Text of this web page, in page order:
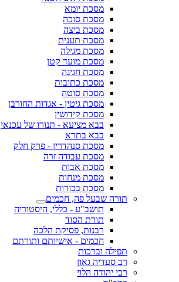
מסכת יומא
מסכת סוכה
מסכת ביצה
מסכת תענית
מסכת מגילה
מסכת מועד קטן
מסכת חגיגה
מסכת כתובות
מסכת סוטה
מסכת גיטין - אגדות החורבן
מסכת קידושין
בבא מציעא - תנורו של עכנאי
בבא בתרא
מסכת סנהדרין - פרק חלק
מסכת עבודה זרה
מסכת אבות
מסכת מנחות
מסכת בכורות
תורה שבעל פה, חכמים
תושב"ע - כללי, היסטוריה
תורת הסוד
רבנות, פסיקת הלכה
חכמים - אישיותם ותורתם
תפילה וברכות
רב סעדיה גאון
רבי יהודה הלוי